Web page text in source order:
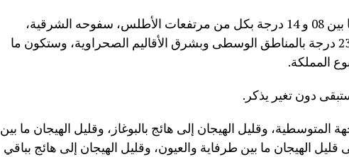
وستراوح درجات الحرارة الدنيا، ما بين 08 و 14 درجة بكل من مرتفعات الأطلس، سفوحه الشرقية،
الريف وشرق البلاد، وما بين 19 و 23 درجة بالمناطق الوسطى وبشرق الأقاليم الصحراوية، وستكون ما
دون تغير يذكر.
المتوسطية، وقليل الهيجان إلى هائج بالبوغاز، وقليل الهيجان ما بين
قليل الهيجان ما بين طرفاية والعيون، وقليل الهيجان إلى هائج بباقي